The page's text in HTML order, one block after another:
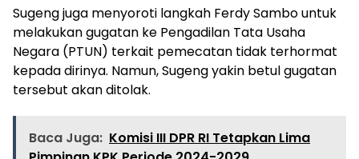
Sugeng juga menyoroti langkah Ferdy Sambo untuk
melakukan gugatan ke Pengadilan Tata Usaha
Negara (PTUN) terkait pemecatan tidak terhormat
kepada dirinya. Namun, Sugeng yakin betul gugatan
tersebut akan ditolak.
Baca Juga: Komisi III DPR RI Tetapkan Lima